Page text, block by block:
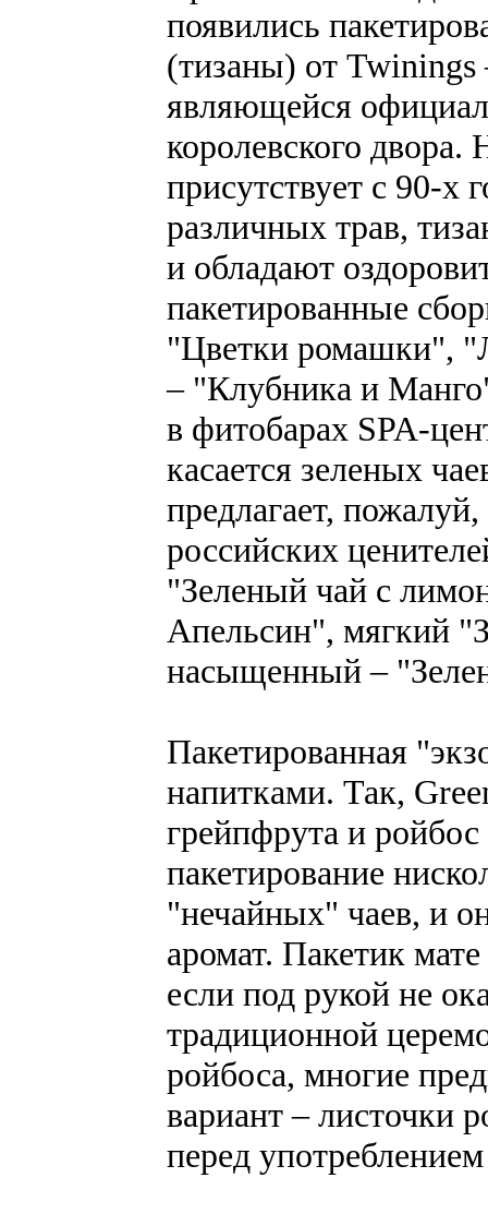
появились
(тизаны) от
являющейся
королевского
присутствует с 90-х
различных трав,
и обладают
пакетированные
"Цветки ромашки",
– "Клубника и
в фитобарах SPA-
касается зеленых
предлагает,
российских
"Зеленый чай с
Апельсин", мягкий
насыщенный –
Пакетированная
напитками. Так,
грейпфрута и
пакетирование
"нечайных" чаев, и
аромат. Пакетик
если под рукой не
традиционной
ройбоса, многие
вариант – листочки
перед